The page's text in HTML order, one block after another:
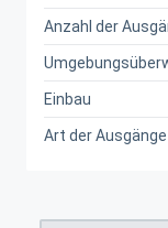
Anzahl der
Einbau
Art der Ausgänge